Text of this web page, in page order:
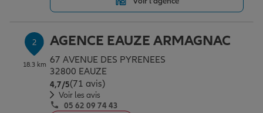
Placements financiers
Investissements immobiliers
Transmission
Déménager
Changer de voiture
Départ à la retraite
Outre-mer
Assurance auto
Assurance habitation
Professionnels
Allianz en France
2
18.3 km
AGENCE EAUZE ARMAGNAC
67 AVENUE DES PYRENEES
32800 EAUZE
4,7/5Note de 4.7 sur 5
(71 avis)
Voir les avis
05 62 09 74 43